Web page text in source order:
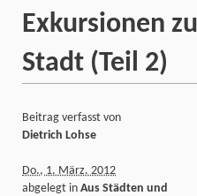
Exkursionen
Stadt (Teil 2)
Beitrag verfasst von
Dietrich Lohse
Do., 1. März. 2012
abgelegt in Aus Städten und